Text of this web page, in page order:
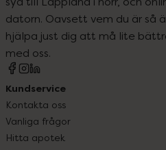
datorn. Oavsett vem du är så
hjälpa just dig att må lite
med oss.
Kundservice
Kontakta oss
Vanliga frågor
Hitta apotek